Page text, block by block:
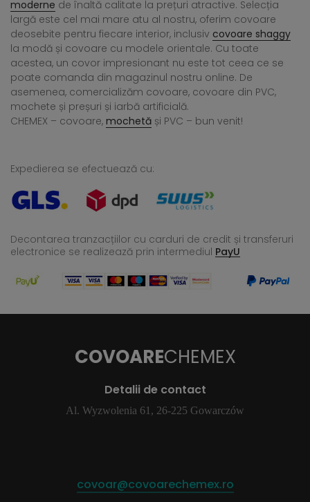
moderne de înaltă calitate la prețuri atractive. Selecția
largă este cel mai mare atu al nostru, oferim covoare
deosebite pentru fiecare interior, inclusiv covoare shaggy
la modă și covoare cu modele orientale. Cu toate
acestea, un covor impresionant nu este tot ceea ce se
poate comanda din magazinul nostru online. De
asemenea, comercializăm covoare, covoare din PVC,
mochete și preșuri și iarbă artificială.
CHEMEX – covoare, mochetă și PVC – bun venit!
Expedierea se efectuează cu:
Decontarea tranzacțiilor cu carduri de credit și transferuri
electronice se realizează prin intermediul PayU
COVOARECHEMEX
Detalii de contact
Al. Wyzwolenia 61, 26-225 Gowarczów
covoar@covoarechemex.ro